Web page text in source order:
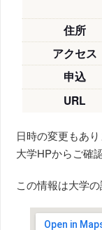
住所
アクセス
申込
URL
日時の変更もあ
大学HPからご確
この情報は大学の